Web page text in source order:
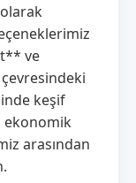
ve
keşif
ekonomik
arasından